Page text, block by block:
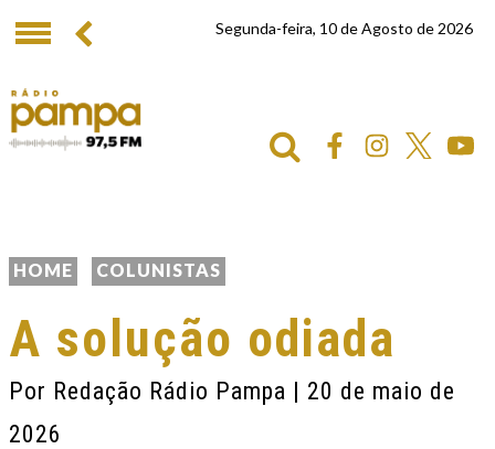
Segunda-feira, 10 de Agosto de 2026
HOME COLUNISTAS
A solução odiada
Por Redação Rádio Pampa | 20 de maio de
2026